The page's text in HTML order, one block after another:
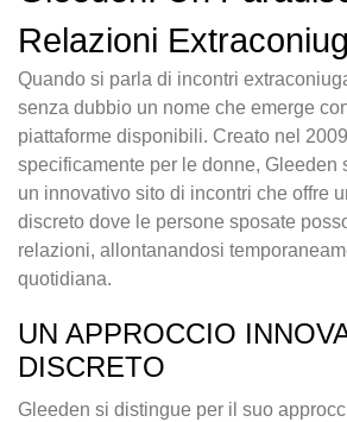
Relazioni
Quando si parla di incontri
senza dubbio un nome che emerge
piattaforme disponibili. Creato nel
specificamente per le donne, Gleeden
un innovativo sito di incontri che offre
discreto dove le persone sposate
relazioni, allontanandosi
quotidiana.
UN APPROCCIO
DISCRETO
Gleeden si distingue per il suo